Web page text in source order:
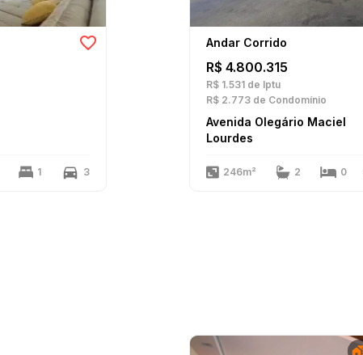
1 3
Andar Corrido
R$ 4.800.315
R$ 1.531 de Iptu
R$ 2.773 de Condomínio
Avenida Olegário Maciel
Lourdes
246m² 2 0